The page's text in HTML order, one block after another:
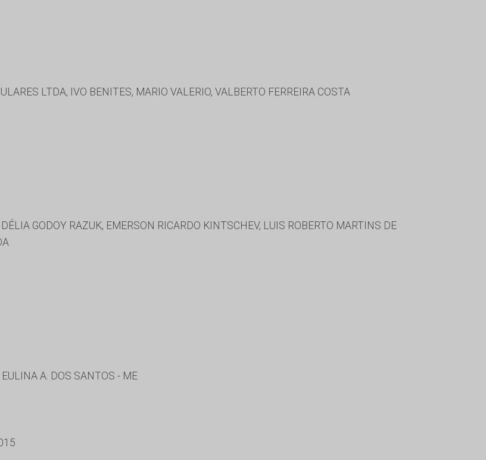
LTDA, IVO BENITES, MARIO VALERIO, VALBERTO FERREIRA COSTA
GODOY RAZUK, EMERSON RICARDO KINTSCHEV, LUIS ROBERTO MARTINS DE
A. DOS SANTOS - ME